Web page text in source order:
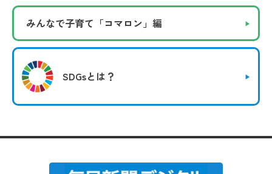
みんなで子育て 「コマロン」編
SDGsとは？